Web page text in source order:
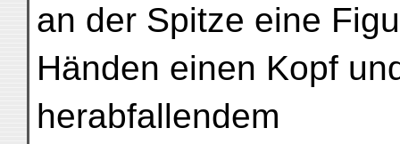
an der Spitze eine
Händen einen Kopf
herabfallendem